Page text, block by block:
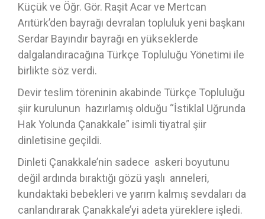
Küçük ve Öğr. Gör. Raşit Acar ve Mertcan
Arıtürk’den bayrağı devralan topluluk yeni başkanı
Serdar Bayındır bayrağı en yükseklerde
dalgalandıracağına Türkçe Topluluğu Yönetimi ile
birlikte söz verdi.
Devir teslim töreninin akabinde Türkçe Topluluğu
şiir kurulunun hazırlamış olduğu “İstiklal Uğrunda
Hak Yolunda Çanakkale” isimli tiyatral şiir
dinletisine geçildi.
Dinleti Çanakkale’nin sadece askeri boyutunu
değil ardında bıraktığı gözü yaşlı anneleri,
kundaktaki bebekleri ve yarım kalmış sevdaları da
canlandırarak Çanakkale’yi adeta yüreklere işledi.